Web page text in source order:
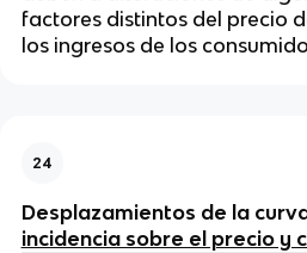
factores distintos del precio
los ingresos de los
24
Desplazamientos de la
incidencia sobre el precio y